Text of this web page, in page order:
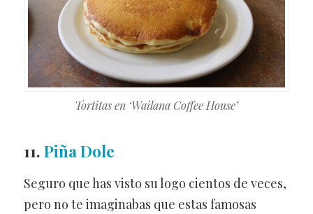
Tortitas en ‘Wailana Coffee House’
11. Piña Dole
Seguro que has visto su logo cientos de veces,
pero no te imaginabas que estas famosas